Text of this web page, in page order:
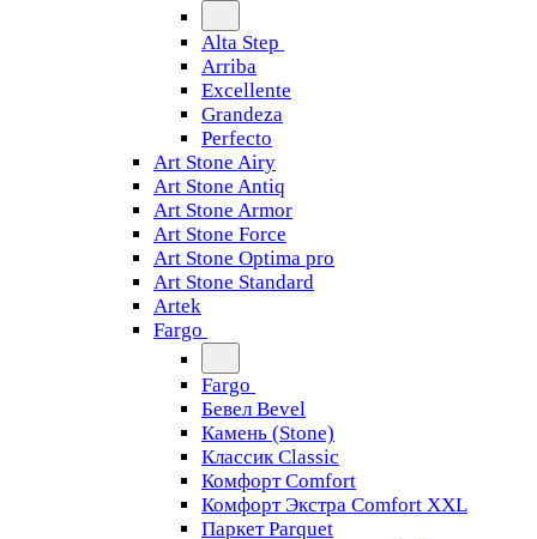
Alta Step
Arriba
Excellente
Grandeza
Perfecto
Art Stone Airy
Art Stone Antiq
Art Stone Armor
Art Stone Force
Art Stone Optima pro
Art Stone Standard
Artek
Fargo
Fargo
Бевел Bevel
Камень (Stone)
Классик Classic
Комфорт Comfort
Комфорт Экстра Comfort XXL
Паркет Parquet